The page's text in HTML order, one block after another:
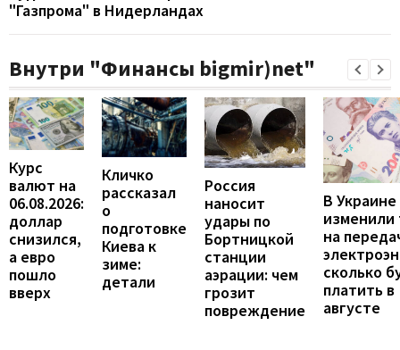
"Газпрома" в Нидерландах
Внутри "Финансы bigmir)net"
Курс
валют на
06.08.2026:
доллар
снизился,
а евро
пошло
вверх
Кличко
рассказал
о
подготовке
Киева к
зиме:
детали
Россия
наносит
удары по
Бортницкой
станции
аэрации: чем
грозит
повреждение
В Украине
на
сколько
платить в
августе